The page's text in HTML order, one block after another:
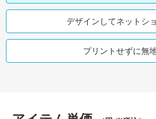
デザインしてネットシ
プリントせずに無